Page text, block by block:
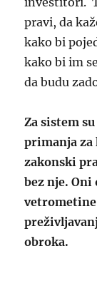
pravi, da
kako bi
kako bi im
da budu
Za sistem
primanja za
zakonski
bez nje.
vetrometine
obroka.